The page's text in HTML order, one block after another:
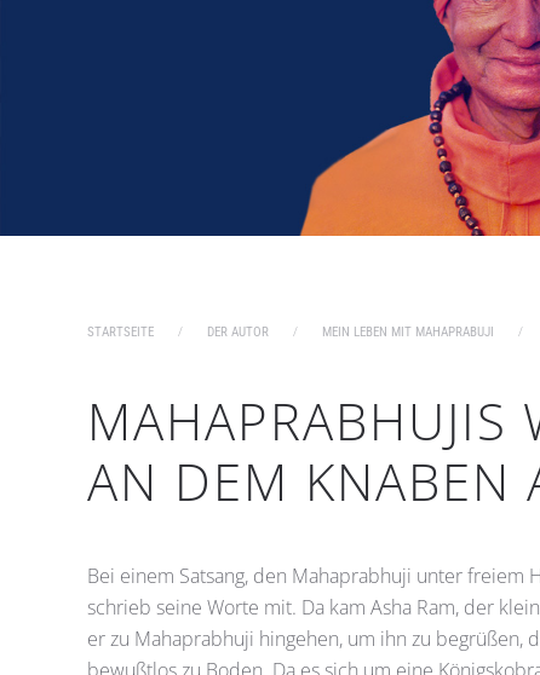
STARTSEITE DER AUTOR MEIN LEBEN MIT MAHAPRABUJI
MAHAPRABHUJIS
AN DEM KNABEN
Bei einem Satsang, den Mahaprabhuji unter freiem
schrieb seine Worte mit. Da kam Asha Ram, der
er zu Mahaprabhuji hingehen, um ihn zu begrüßen,